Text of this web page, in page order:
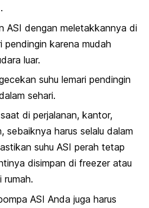
ASI dengan meletakkannya di
pendingin karena mudah
luar.
suhu lemari pendingin
sehari.
di perjalanan, kantor,
sebaiknya harus selalu dalam
suhu ASI perah tetap
disimpan di freezeratau
rumah.
ASI Anda juga harus